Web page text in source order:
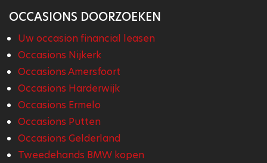
OCCASIONS DOORZOEKEN
Uw occasion financial leasen
Occasions Nijkerk
Occasions Amersfoort
Occasions Harderwijk
Occasions Ermelo
Occasions Putten
Occasions Gelderland
Tweedehands BMW kopen